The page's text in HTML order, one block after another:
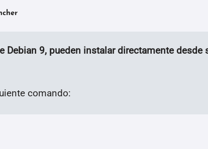
Debian 9, pueden instalar directamente desde
comando: